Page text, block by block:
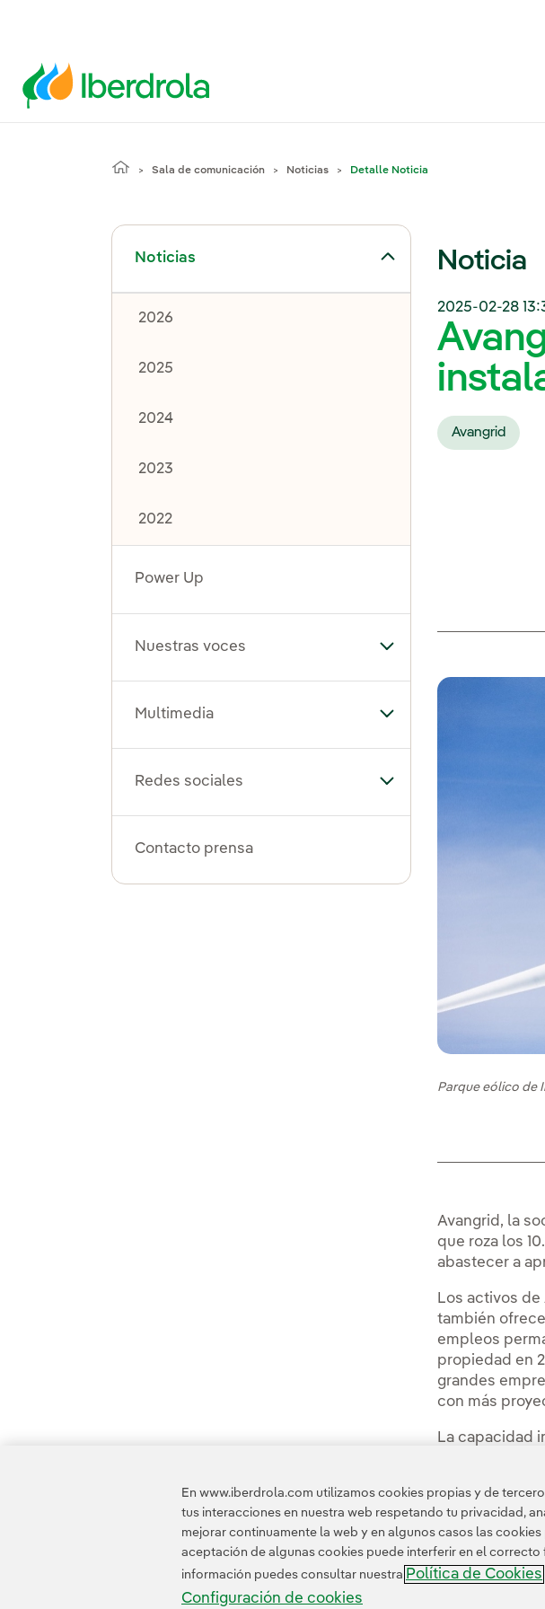
Sala de comunicación Noticias Detalle Noticia
Noticias
Alternar el submenú para Noticias
2026
2025
2024
2023
2022
Power Up
Nuestras voces Alternar el submenú
Multimedia Alternar el submenú
Redes sociales Alternar el submenú
Contacto prensa
Noticia
2025-02-28
Avangrid
Parque eólico de
Avangrid, la
que roza los
abastecer a
Los activos
también
empleos
propiedad en
grandes
con más
La capacidad
Puedes leer
En www.iberdrola.com utilizamos cookies propias y de
tus interacciones en nuestra web respetando tu privacidad,
mejorar continuamente la web y en algunos casos las
aceptación de algunas cookies puede interferir en el
información puedes consultar nuestra Política de Cookies
Configuración de cookies